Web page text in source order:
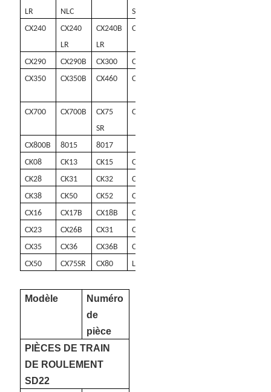
LR
NLC
SR
CX240
CX240
LR
CX240B
LR
CX250
CX290 CX290B CX300 CX300C
CX350
CX350B CX460 CX470B
CX700
CX700B
CX75
SR
CX80 SR
CX800B 8015
8017
CK08
CK13 CK15 CK16
CK28
CK31 CK32 CK35
CK38
CK50 CK52 CX14
CX16
CX17B CX18B CX20B
CX23
CX26B CX31 CX31B
CX35
CX36 CX36B CX40B
CX50
CX75SR CX80 LX92
Modèle
Numéro
de
pièce
PIÈCES DE TRAIN
DE ROULEMENT
SD22